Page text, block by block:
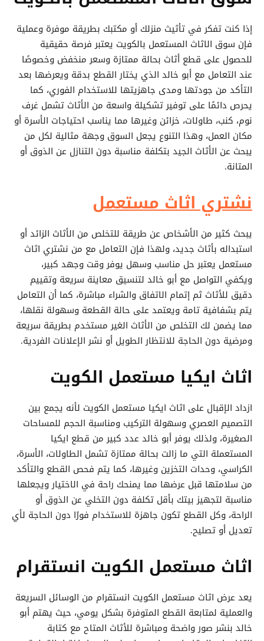
إذا كنت تفكر في تأثيث منزلك أو مكتبك بطريقة موفرة وعملية
فإن سوق الاثاث المستعمل بالكويت يعتبر فرصة حقيقية
للحصول على قطع أثاث بحالة ممتازة وسعر منخفض وخصوصًا
عند التعامل مع أبو خالد الذي يختار القطع بدقة ويعرضها بعد
التأكد من جودتها ومدى جاهزيتها للاستخدام الفوري، كما
يحرص دائمًا على توفير تشكيلة واسعة من الأثاث تشمل غرف
نوم، كنب، طاولات، خزائن وغيرها مما يناسب احتياجات الأسرة أو
مكان العمل، وهذا التنوع يجعل السوق وجهة مثالية لكل من
يبحث عن الأثاث الجيد بتكلفة مناسبة دون التنازل عن الذوق أو
المتانة.
نشتري اثاث مستعمل
يبحث كثير من الأشخاص عن طريقة للتخلص من الأثاث الزائد أو
استبداله بأثاث جديد، ولهذا فإن التعامل مع من نشتري اثاث
مستعمل يعتبر حل مناسب وسهل يوفر وقت وجهد كبير،
ويكفي التواصل مع أبو خالد لتنسيق معاينة سريعة وتقييم
دقيق للأثاث ثم إتمام الاتفاق والشراء مباشرة، كما أن التعامل
يتم بشفافية تامة ويعتمد على حالة القطعة وسهولة نقلها،
مما يضمن لك التخلص من الأثاث الغير مستخدم بطريقة سريعة
ومرضية دون الحاجة للانتظار الطويل أو نشر الإعلانات الفردية.
اثاث ايكيا مستعمل الكويت
ازداد الإقبال على اثاث ايكيا مستعمل الكويت لأنه يجمع بين
التصميم العصري وسهولة التركيب ومناسبة الحجم للمساحات
الصغيرة، ولذلك يوفر أبو خالد عدد كبير من قطع ايكيا
المستعملة التي ما زالت بحالة ممتازة تشمل الطاولات، الأسرة،
الكراسي، وحدات التخزين وغيرها، كما يتم فحص القطع والتأكد
من سلامتها قبل عرضها مما يمنحك راحة في الاختيار ويجعلها
مناسبة لتجهيز بيتك بأقل تكلفة دون التخلي عن الذوق أو
الراحة، وكل القطع تكون جاهزة للاستخدام فورًا دون الحاجة لأي
تعديل أو تصليح.
اثاث مستعمل الكويت انستقرام
يعد عرض اثاث مستعمل الكويت انستقرام من الوسائل السريعة
والعملية لمتابعة القطع المتوفرة بشكل يومي، حيث يهتم أبو
خالد بنشر صور واضحة ومباشرة للأثاث المتاح مع كتابة